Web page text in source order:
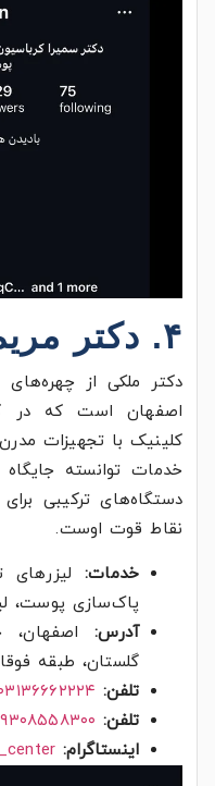
۴. دکتر مریم ملکی
دکتر ملکی از
اصفهان است که در
کلینیک با تجهیزات مدرن
خدمات توانسته جایگاه
دستگاه‌های ترکیبی
نقاط قوت اوست.
خدمات: لیزرهای
پاک‌سازی پوست،
آدرس:اصفهان،
گلستان، طبقه
تلفن:
تلفن:
اینستاگرام: